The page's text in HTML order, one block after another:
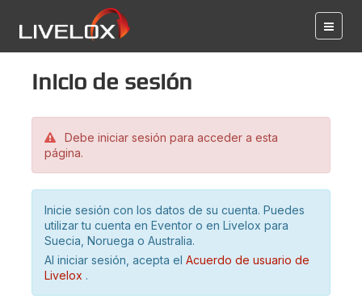
Inicio de sesión
Debe iniciar sesión para acceder a esta
página.
Inicie sesión con los datos de su cuenta. Puedes
utilizar tu cuenta en Eventor o en Livelox para
Suecia, Noruega o Australia.
Al iniciar sesión, acepta el Acuerdo de usuario de
Livelox .